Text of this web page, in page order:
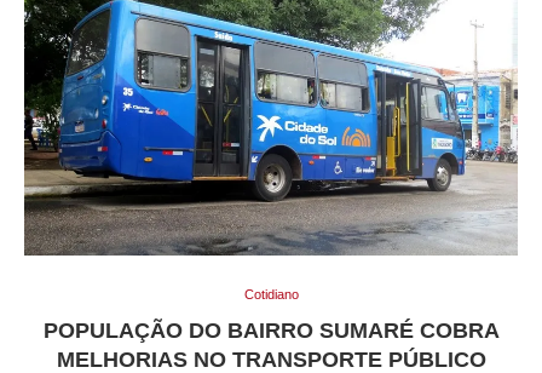
Cotidiano
POPULAÇÃO DO BAIRRO SUMARÉ COBRA
MELHORIAS NO TRANSPORTE PÚBLICO